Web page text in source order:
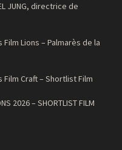
JUNG, directrice de
Film Lions – Palmarès de la
Film Craft – Shortlist Film
2026 – SHORTLIST FILM